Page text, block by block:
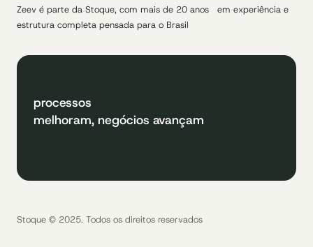
Zeev é parte da Stoque, com mais de 20 anos em experiência e
estrutura completa pensada para o Brasil
processos
melhoram, negócios avançam
Stoque © 2025. Todos os direitos reservados